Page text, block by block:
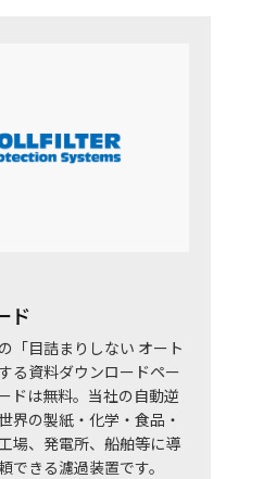
ド
「目詰まりしない オート
る資料ダウンロードペー
ドは無料。当社の自動逆
界の製紙・化学・食品・
場、発電所、船舶等に導
できる濾過装置です。